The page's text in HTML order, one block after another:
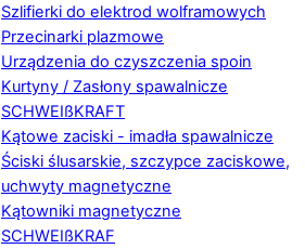
Szlifierki do elektrod wolframowych
Przecinarki plazmowe
Urządzenia do czyszczenia spoin
Kurtyny / Zasłony spawalnicze
SCHWEIßKRAFT
Kątowe zaciski - imadła spawalnicze
Ściski ślusarskie, szczypce zaciskowe,
uchwyty magnetyczne
Kątowniki magnetyczne
SCHWEIßKRAF